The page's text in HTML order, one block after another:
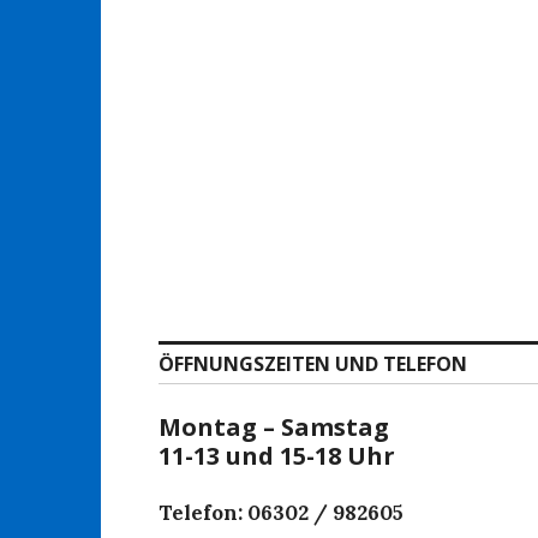
ÖFFNUNGSZEITEN UND TELEFON
Montag – Samstag
11-13 und 15-18 Uhr
Telefon: 06302 / 982605